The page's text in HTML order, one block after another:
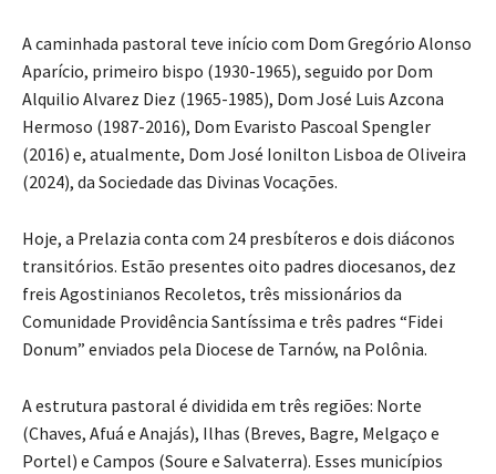
A caminhada pastoral teve início com Dom Gregório Alonso
Aparício, primeiro bispo (1930-1965), seguido por Dom
Alquilio Alvarez Diez (1965-1985), Dom José Luis Azcona
Hermoso (1987-2016), Dom Evaristo Pascoal Spengler
(2016) e, atualmente, Dom José Ionilton Lisboa de Oliveira
(2024), da Sociedade das Divinas Vocações.
Hoje, a Prelazia conta com 24 presbíteros e dois diáconos
transitórios. Estão presentes oito padres diocesanos, dez
freis Agostinianos Recoletos, três missionários da
Comunidade Providência Santíssima e três padres “Fidei
Donum” enviados pela Diocese de Tarnów, na Polônia.
A estrutura pastoral é dividida em três regiões: Norte
(Chaves, Afuá e Anajás), Ilhas (Breves, Bagre, Melgaço e
Portel) e Campos (Soure e Salvaterra). Esses municípios